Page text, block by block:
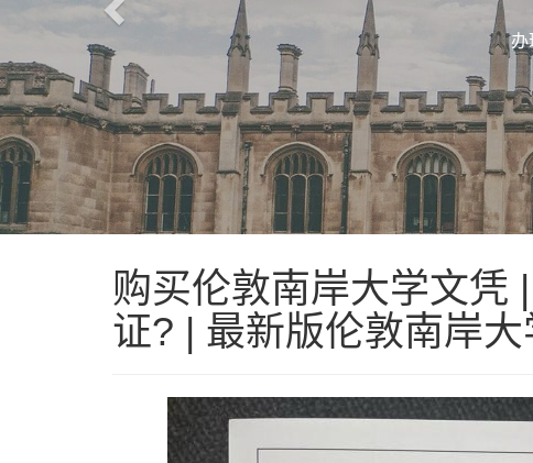
购买伦敦南岸大学文凭
证? | 最新版伦敦南岸